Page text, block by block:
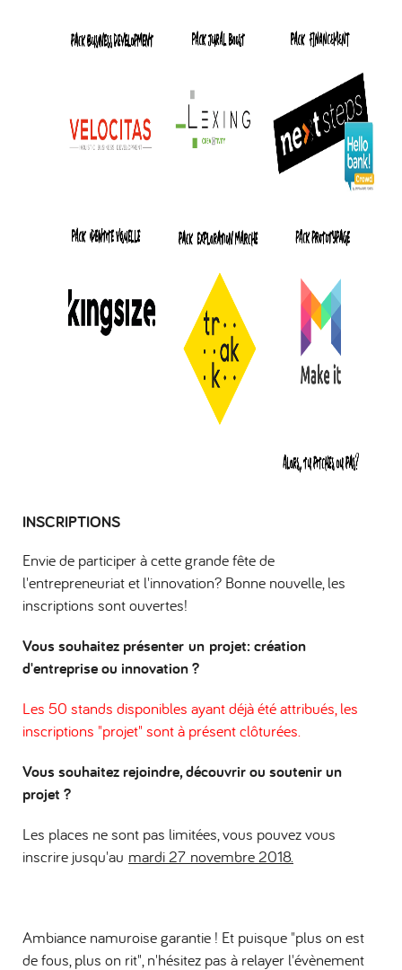
INSCRIPTIONS
Envie de participer à cette grande fête de
l'entrepreneuriat et l'innovation? Bonne nouvelle, les
inscriptions sont ouvertes!
Vous souhaitez présenter un projet: création
d'entreprise ou innovation ?
Les 50 stands disponibles ayant déjà été attribués, les
inscriptions "projet" sont à présent clôturées.
Vous souhaitez rejoindre, découvrir ou soutenir un
projet ?
Les places ne sont pas limitées, vous pouvez vous
inscrire jusqu'au mardi 27 novembre 2018.
Ambiance namuroise garantie ! Et puisque "plus on est
de fous, plus on rit", n'hésitez pas à relayer l'évènement